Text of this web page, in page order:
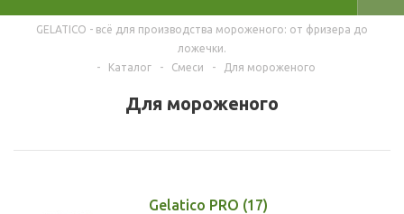
GELATICO - всё для производства мороженого: от фризера до
ложечки.
-
Каталог - Смеси - Для мороженого
Для мороженого
Gelatico PRO (17)